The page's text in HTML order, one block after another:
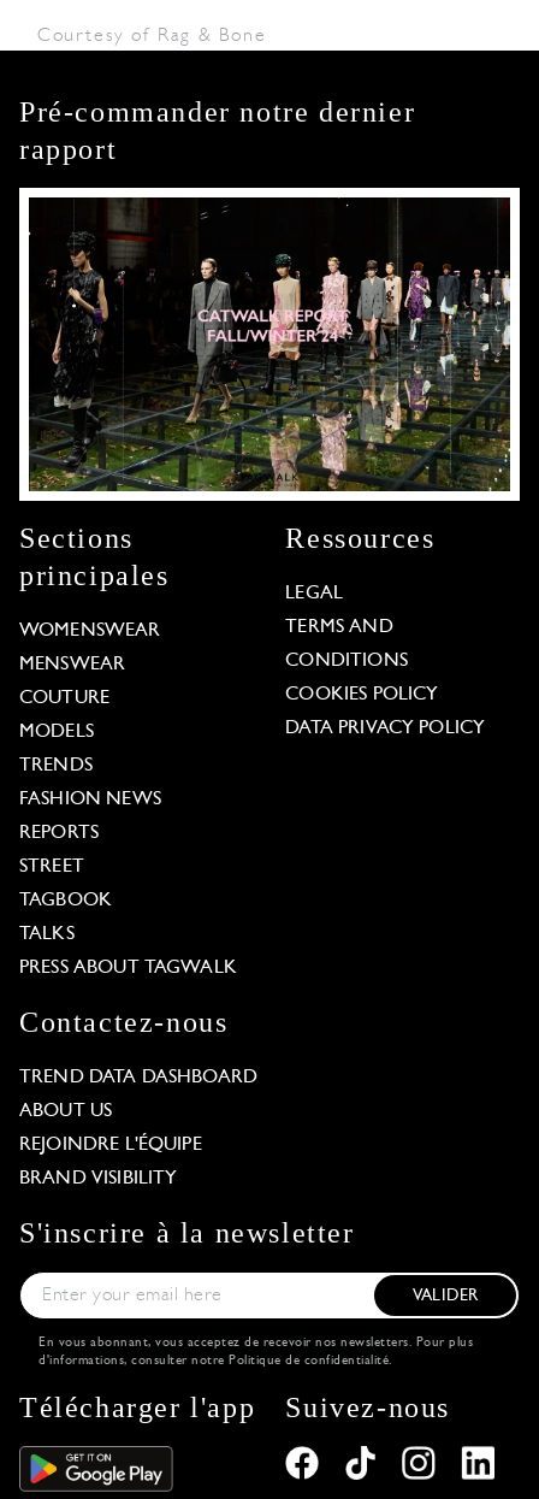
Courtesy of Rag & Bone
Pré-commander notre dernier
rapport
Sections
principales
WOMENSWEAR
MENSWEAR
COUTURE
MODELS
TRENDS
FASHION NEWS
REPORTS
STREET
TAGBOOK
TALKS
PRESS ABOUT TAGWALK
Ressources
LEGAL
TERMS AND
CONDITIONS
COOKIES POLICY
DATA PRIVACY POLICY
Contactez-nous
TREND DATA DASHBOARD
ABOUT US
REJOINDRE L'ÉQUIPE
BRAND VISIBILITY
S'inscrire à la newsletter
VALIDER
En vous abonnant, vous acceptez de recevoir nos newsletters. Pour plus
d'informations, consulter notre Politique de confidentialité.
Télécharger l'app Suivez-nous